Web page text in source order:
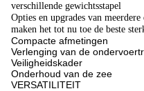
verschillende gewichtsstapel
Opties en upgrades van meerdere
maken het tot nu toe de beste
Compacte afmetingen
Verlenging van de
Veiligheidskader
Onderhoud van de zee
VERSATILITEIT